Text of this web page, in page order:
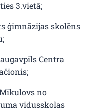
3.vietā;
ģimnāzijas skolēns
Centra
no
vidusskolas